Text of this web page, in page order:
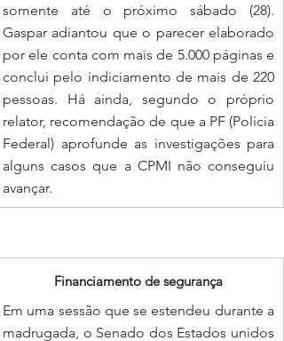
somente até o próximo sábado (28).
Gaspar adiantou que o parecer elaborado
por ele conta com mais de 5.000 páginas e
conclui pelo indiciamento de mais de 220
pessoas. Há ainda, segundo o próprio
relator, recomendação de que a PF (Polícia
Federal) aprofunde as investigações para
alguns casos que a CPMI não conseguiu
avançar.
Financiamento de segurança
Em uma sessão que se estendeu durante a
madrugada, o Senado dos Estados unidos